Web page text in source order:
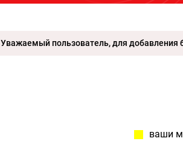
Уважаемый пользователь, для добавления
ваши